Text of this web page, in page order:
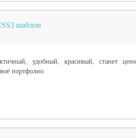
шаблон
удобный, красивый, станет
портфолио.